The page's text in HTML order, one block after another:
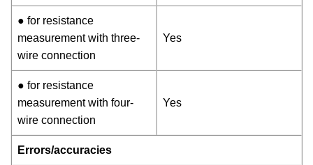
● for resistance
measurement with three-
wire connection
Yes
● for resistance
measurement with four-
wire connection
Yes
Errors/accuracies